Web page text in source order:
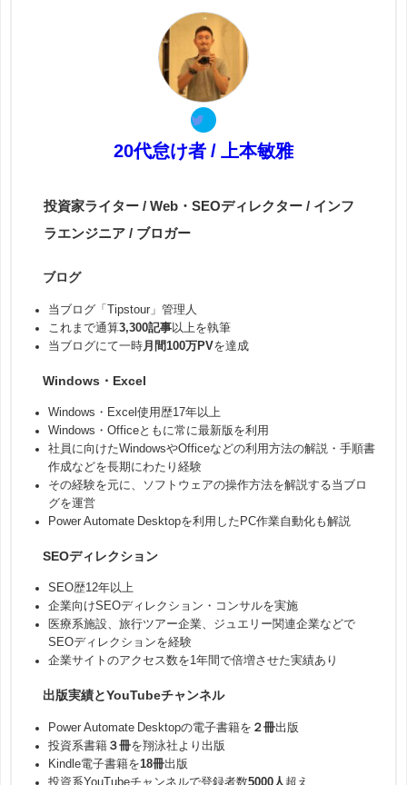
20代怠け者 / 上本敏雅
投資家ライター / Web・SEOディレクター / インフ
ラエンジニア / ブロガー
ブログ
当ブログ「Tipstour」管理人
これまで通算3,300記事 以上を執筆
当ブログにて一時 月間100万PVを達成
Windows・Excel
Windows・Excel使用歴17年以上
Windows・Officeともに常に最新版を利用
社員に向けたWindowsやOfficeなどの利用方法の解説・手順書
作成などを長期にわたり経験
その経験を元に、ソフトウェアの操作方法を解説する当ブロ
グを運営
Power Automate Desktopを利用したPC作業自動化も解説
SEOディレクション
SEO歴12年以上
企業向けSEOディレクション・コンサルを実施
医療系施設、旅行ツアー企業、ジュエリー関連企業などで
SEOディレクションを経験
企業サイトのアクセス数を1年間で倍増させた実績あり
出版実績とYouTubeチャンネル
Power Automate Desktopの電子書籍を ２冊出版
投資系書籍 ３冊を翔泳社より出版
Kindle電子書籍を18冊出版
投資系YouTubeチャンネルで登録者数5000人 超え